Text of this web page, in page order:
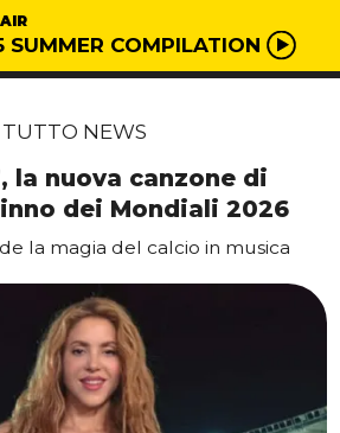
SUMMER COMPILATION
TUTTO NEWS
la nuova canzone di
dei Mondiali 2026
la magia del calcio in musica